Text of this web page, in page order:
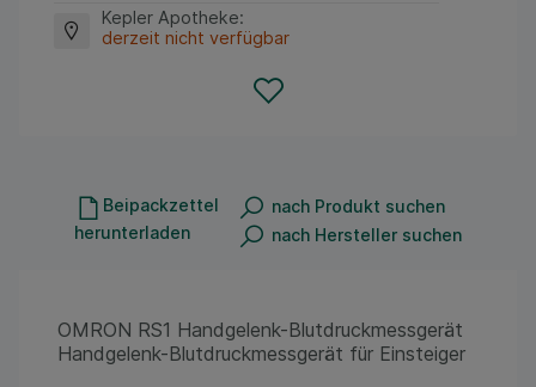
Kepler Apotheke:
derzeit nicht verfügbar
Beipackzettel
herunterladen
nach Produkt suchen
nach Hersteller suchen
OMRON RS1 Handgelenk-Blutdruckmessgerät
Handgelenk-Blutdruckmessgerät für Einsteiger